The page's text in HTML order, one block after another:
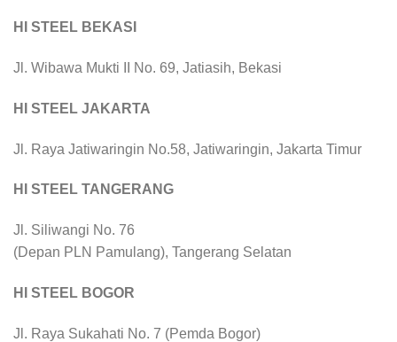
HI STEEL BEKASI
Jl. Wibawa Mukti II No. 69, Jatiasih, Bekasi
HI STEEL JAKARTA
Jl. Raya Jatiwaringin No.58, Jatiwaringin, Jakarta Timur
HI STEEL TANGERANG
Jl. Siliwangi No. 76
(Depan PLN Pamulang), Tangerang Selatan
HI STEEL BOGOR
Jl. Raya Sukahati No. 7 (Pemda Bogor)